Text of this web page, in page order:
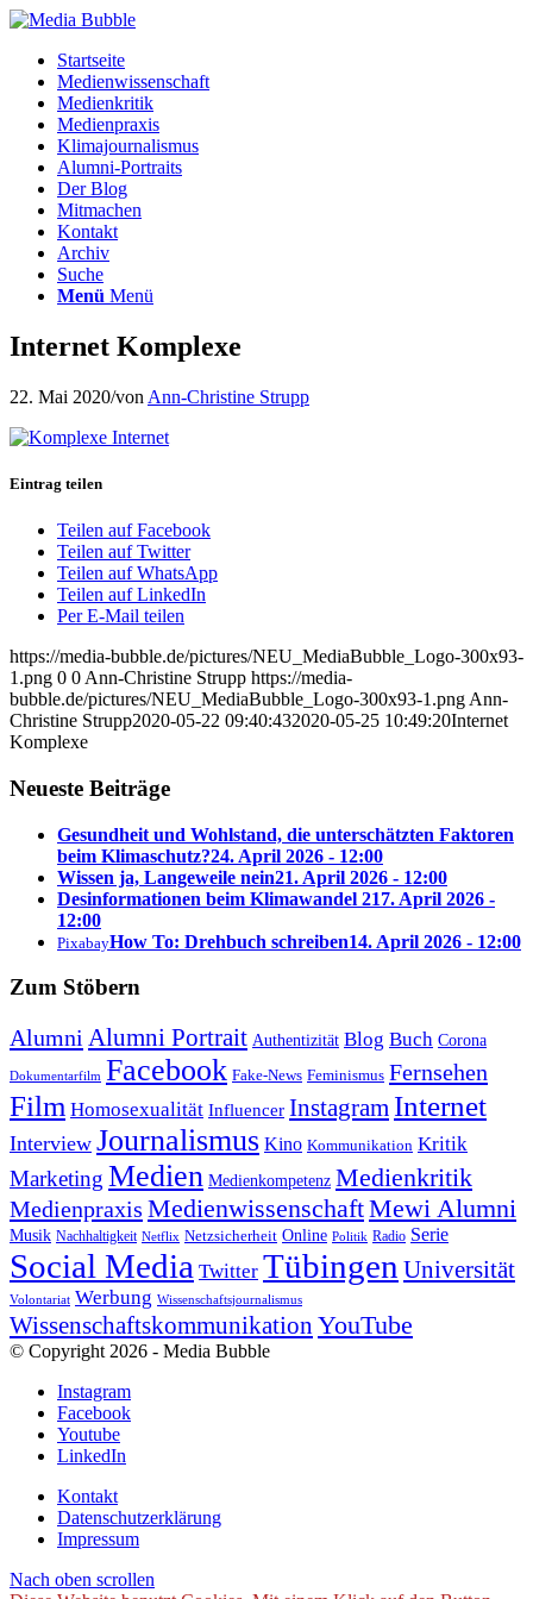
Startseite
Medienwissenschaft
Medienkritik
Medienpraxis
Klimajournalismus
Alumni-Portraits
Der Blog
Mitmachen
Kontakt
Archiv
Suche
Menü Menü
Internet Komplexe
22. Mai 2020/von Ann-Christine Strupp
Eintrag teilen
Teilen auf Facebook
Teilen auf Twitter
Teilen auf WhatsApp
Teilen auf LinkedIn
Per E-Mail teilen
https://media-bubble.de/pictures/NEU_MediaBubble_Logo-300x93-
1.png 0 0 Ann-Christine Strupp https://media-
bubble.de/pictures/NEU_MediaBubble_Logo-300x93-1.png Ann-
Christine Strupp2020-05-22 09:40:432020-05-25 10:49:20Internet
Komplexe
Neueste Beiträge
Gesundheit und Wohlstand, die unterschätzten Faktoren
beim Klimaschutz?24. April 2026 - 12:00
Wissen ja, Langeweile nein21. April 2026 - 12:00
Desinformationen beim Klimawandel 217. April 2026 -
12:00
PixabayHow To: Drehbuch schreiben14. April 2026 - 12:00
Zum Stöbern
Alumni Alumni Portrait Authentizität Blog Buch Corona
Dokumentarfilm Facebook Fake-News Feminismus Fernsehen
Film Homosexualität Influencer Instagram Internet
Interview Journalismus Kino Kommunikation Kritik
Marketing Medien Medienkompetenz Medienkritik
Medienpraxis MedienwissenschaftMewi Alumni
Musik Nachhaltigkeit Netflix Netzsicherheit Online Politik Radio Serie
Social Media Twitter Tübingen Universität
Volontariat Werbung Wissenschaftsjournalismus
Wissenschaftskommunikation YouTube
© Copyright 2026 - Media Bubble
Instagram
Facebook
Youtube
LinkedIn
Kontakt
Datenschutzerklärung
Impressum
Nach oben scrollen